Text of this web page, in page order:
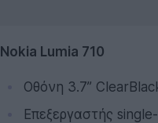
Nokia Lumia 710
Οθόνη 3.7”
Επεξεργαστής